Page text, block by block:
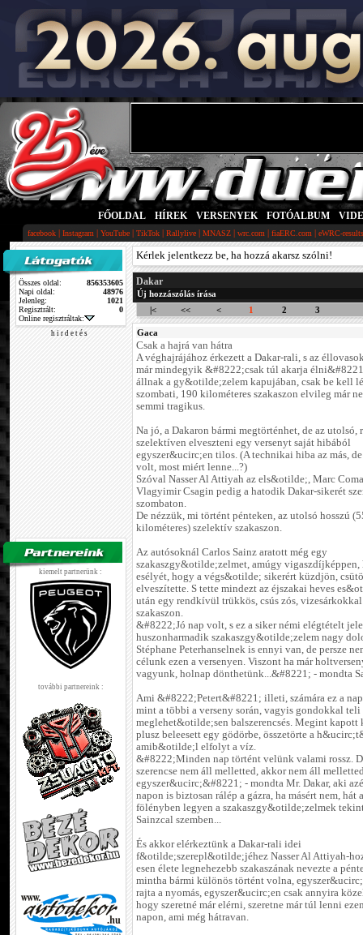
FŐOLDAL HÍREK VERSENYEK FOTÓALBUM
facebook | Instagram | YouTube | TikTok | Rallylive | MNASZ | wrc.com | fiaERC.com | eWRC-
Összes oldal:
856353605
Napi oldal:
48976
Jelenleg:
1021
Regisztrált:
0
Online regisztráltak:
h i r d e t é s
kiemelt partnerünk :
további partnereink :
Kérlek jelentkezz be, ha hozzá akarsz szólni!
Dakar
Új hozzászólás írása
|<
<< < 1 2 3
Gaca
Csak a hajrá van hátra
A véghajrájához érkezett a Dakar-rali, s az
már mindegyik &#8222;csak túl akarja
állnak a gy&otilde;zelem kapujában, csak be kell
szombati, 190 kilométeres szakaszon elvileg már
semmi tragikus.
Na jó, a Dakaron bármi megtörténhet, de az utolsó,
szelektíven elveszteni egy versenyt saját hibából
egyszer&ucirc;en tilos. (A technikai hiba az más,
volt, most miért lenne...?)
Szóval Nasser Al Attiyah az els&otilde;, Marc
Vlagyimir Csagin pedig a hatodik Dakar-sikerét
szombaton.
De nézzük, mi történt pénteken, az utolsó hosszú
kilométeres) szelektív szakaszon.
Az autósoknál Carlos Sainz aratott még egy
szakaszgy&otilde;zelmet, amúgy vigaszdíjképpen,
esélyét, hogy a végs&otilde; sikerért küzdjön,
elveszítette. S tette mindezt az éjszakai heves
után egy rendkívül trükkös, csús zós,
szakaszon.
&#8222;Jó nap volt, s ez a siker némi elégtételt
huszonharmadik szakaszgy&otilde;zelem nagy
Stéphane Peterhanselnek is ennyi van, de persze
célunk ezen a versenyen. Viszont ha már
vagyunk, holnap dönthetünk...&#8221; - mondta
Ami &#8222;Petert&#8221; illeti, számára ez a
mint a többi a verseny során, vagyis gondokkal teli
meglehet&otilde;sen balszerencsés. Megint kapott
plusz beleesett egy gödörbe, összetörte a
amib&otilde;l elfolyt a víz.
&#8222;Minden nap történt velünk valami rossz.
szerencse nem áll melletted, akkor nem áll
egyszer&ucirc;&#8221; - mondta Mr. Dakar, aki
napon is biztosan rálép a gázra, ha másért nem, hát
fölényben legyen a szakaszgy&otilde;zelmek
Sainzcal szemben...
És akkor elérkeztünk a Dakar-rali idei
f&otilde;szerepl&otilde;jéhez Nasser Al Attiyah-
esen élete legnehezebb szakaszának nevezte a
mintha bármi különös történt volna,
rajta a nyomás, egyszer&ucirc;en csak annyira
hogy szeretné már elérni, szeretne már túl lenni
napon, ami még hátravan.